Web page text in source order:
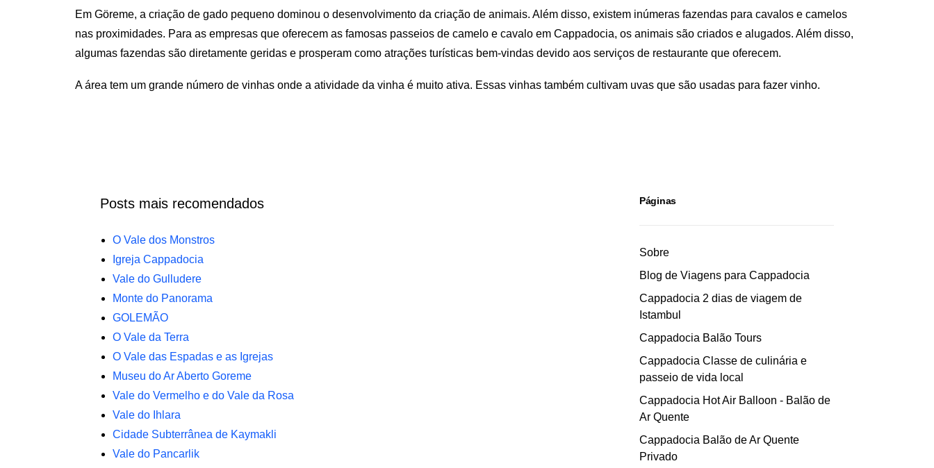
Em Göreme, a criação de gado pequeno dominou o desenvolvimento da criação de animais. Além disso, existem inúmeras fazendas para cavalos e camelos
nas proximidades. Para as empresas que oferecem as famosas passeios de camelo e cavalo em Cappadocia, os animais são criados e alugados. Além disso,
algumas fazendas são diretamente geridas e prosperam como atrações turísticas bem-vindas devido aos serviços de restaurante que oferecem.
A área tem um grande número de vinhas onde a atividade da vinha é muito ativa. Essas vinhas também cultivam uvas que são usadas para fazer vinho.
Posts mais recomendados
O Vale dos Monstros
Igreja Cappadocia
Vale do Gulludere
Monte do Panorama
GOLEMÃO
O Vale da Terra
O Vale das Espadas e as Igrejas
Museu do Ar Aberto Goreme
Vale do Vermelho e do Vale da Rosa
Vale do Ihlara
Cidade Subterrânea de Kaymakli
Vale do Pancarlik
Páginas
Sobre
Blog de Viagens para Cappadocia
Cappadocia 2 dias de viagem de
Istambul
Cappadocia Balão Tours
Cappadocia Classe de culinária e
passeio de vida local
Cappadocia Hot Air Balloon - Balão de
Ar Quente
Cappadocia Balão de Ar Quente
Privado